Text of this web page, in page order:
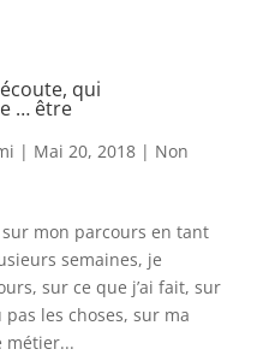
qui
… être
| Mai 20, 2018| Non
mon parcours en tant
semaines, je
sur ce que j’ai fait, sur
les choses, sur ma
métier...